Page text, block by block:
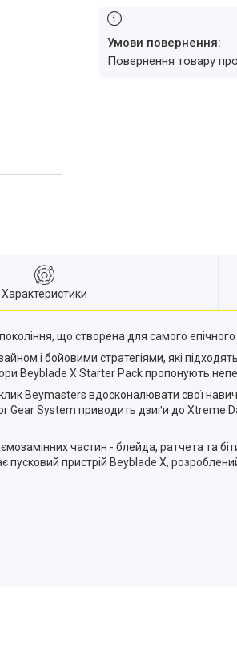
повернення товару
Характеристики
що створена для самого епічного
і бойовими стратегіями, які
Beyblade X Starter Pack пропонують
Beymasters вдосконалювати свої
System приводить дзиґи до Xtreme
частин - блейда, ратчета та
пристрій Beyblade X,